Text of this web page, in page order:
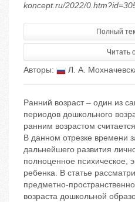
koncept.ru/2022/
Полный
Читать
Авторы: Л. А.
Ранний возраст – один из
периодов дошкольного
ранним возрастом
В данном отрезке времени
дальнейшего развития
полноценное психическое,
ребенка. В статье
предметно-
возраста дошкольной